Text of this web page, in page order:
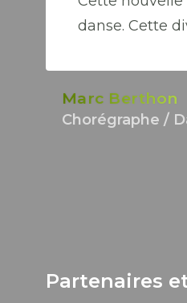
danse. Cette
Marc Berthon
Chorégraphe /
Partenaires